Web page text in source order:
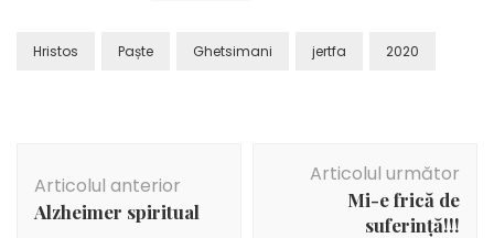
Hristos Paște Ghetsimani jertfa 2020
în
articole
Articolul anterior
Alzheimer spiritual
Articolul următor
Mi-e frică de
suferință!!!